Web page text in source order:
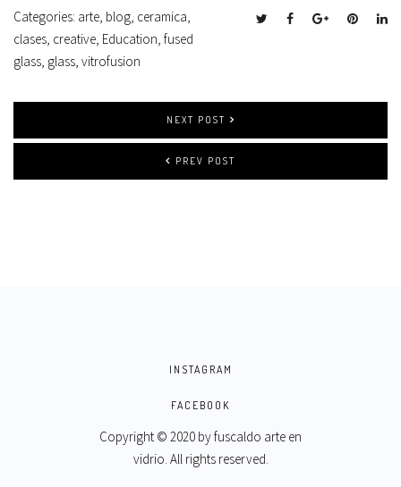
Categories: arte, blog, ceramica,
clases, creative, Education, fused
glass, glass, vitrofusion
NEXT POST
PREV POST
INSTAGRAM
FACEBOOK
Copyright © 2020 byfuscaldo arte en
vidrio. All rights reserved.